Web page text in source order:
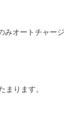
みオートチャージ
ります。